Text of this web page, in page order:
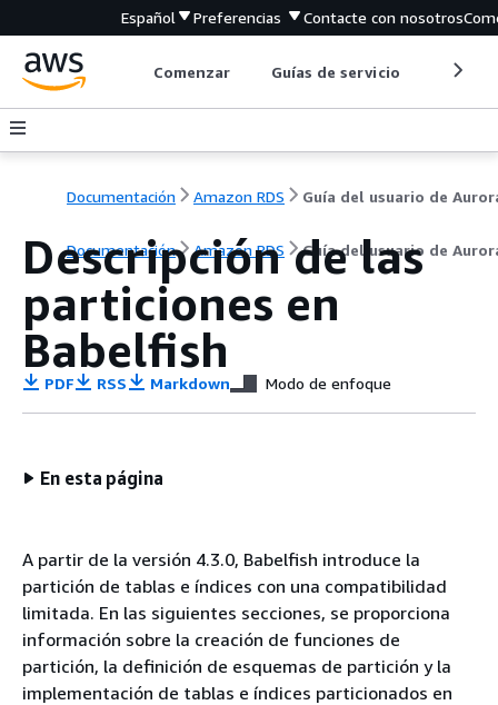
Español Preferencias Contacte con nosotros
Comenzar Guías de servicio
Documentación Amazon RDS Guía del usuario de
Documentación Amazon RDS Guía del usuario de
Descripción de las
particiones en
Babelfish
PDF RSS Markdown Modo de enfoque
En esta página
A partir de la versión 4.3.0, Babelfish introduce la
partición de tablas e índices con una compatibilidad
limitada. En las siguientes secciones, se proporciona
información sobre la creación de funciones de
partición, la definición de esquemas de partición y la
implementación de tablas e índices particionados en